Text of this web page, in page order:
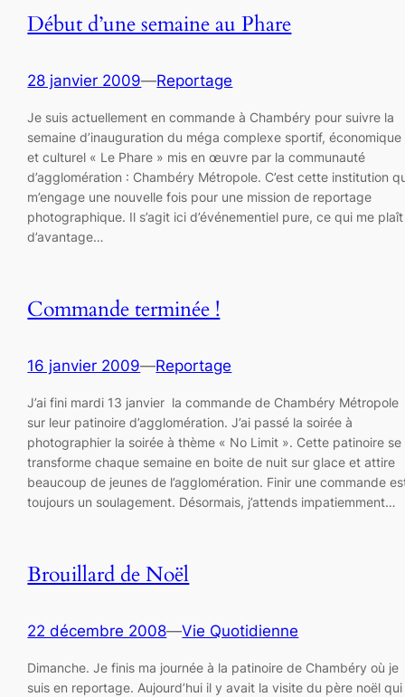
Début d’une semaine au Phare
28 janvier 2009—Reportage
Je suis actuellement en commande à Chambéry pour suivre la
semaine d’inauguration du méga complexe sportif, économique
et culturel « Le Phare » mis en œuvre par la communauté
d’agglomération : Chambéry Métropole. C’est cette institution
m’engage une nouvelle fois pour une mission de reportage
photographique. Il s’agit ici d’événementiel pure, ce qui me plaît
d’avantage…
Commande terminée !
16 janvier 2009—Reportage
J’ai fini mardi 13 janvier la commande de Chambéry Métropole
sur leur patinoire d’agglomération. J’ai passé la soirée à
photographier la soirée à thème « No Limit ». Cette patinoire se
transforme chaque semaine en boite de nuit sur glace et attire
beaucoup de jeunes de l’agglomération. Finir une commande
toujours un soulagement. Désormais, j’attends impatiemment…
Brouillard de Noël
22 décembre 2008—Vie Quotidienne
Dimanche. Je finis ma journée à la patinoire de Chambéry où je
suis en reportage. Aujourd’hui il y avait la visite du père noël qui